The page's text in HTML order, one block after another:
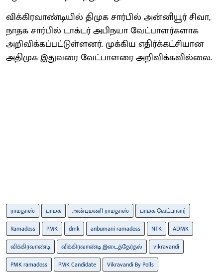
விக்கிரவாண்டியில் திமுக சார்பில் அன்னியூர் சிவா,
நாதக சார்பில் டாக்டர் அபிநயா வேட்பாளர்களாக
அறிவிக்கப்பட்டுள்ளனர். முக்கிய எதிர்க்கட்சியான
அதிமுக இதுவரை வேட்பாளரை அறிவிக்கவில்லை.
ராமதாஸ் பாமக அன்புமணி ராமதாஸ்
பாமக வேட்பாளர்
Ramadoss
PMK dmk anbumani ramadoss NTK
ADMK
விக்கிரவாண்டி
விக்கிரவாண்டி இடைத்தேர்தல்
vikravandi
PMK ramadoss
PMK Candidate
Vikravandi By Polls